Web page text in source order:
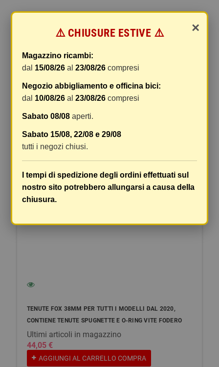
ARTICOLI ALTERNATIVI
TENUTE FOX 38MM PER TUTTI I MODELLI DAL 2020,
CONTIENE TENUTE SPUGNETTE E O-RING VITE FODERO
Ultimi articoli in magazzino
44,05 €
AGGIUNGI AL CARRELLO COMPRA
×
⚠️ CHIUSURE ESTIVE ⚠️
Magazzino ricambi:
dal 15/08/26 al23/08/26 compresi
Negozio abbigliamento e officina bici:
dal 10/08/26 al23/08/26 compresi
Sabato 08/08 aperti.
Sabato 15/08, 22/08 e 29/08
tutti i negozi chiusi.
I tempi di spedizione degli ordini effettuati sul
nostro sito potrebbero allungarsi a causa della
chiusura.